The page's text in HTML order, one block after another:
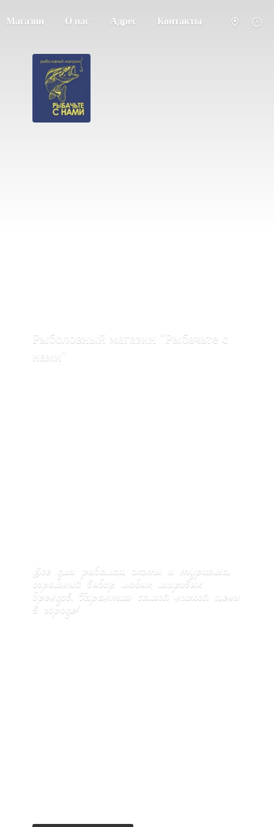
Магазин О нас Адрес Контакты
Все для рыбалки, охоты и туризма,
огромный выбор любых мировых
брендов. Гарантия самой низкой цены
в городе!
Рыболовный магазин "Рыбачьте с
нами"